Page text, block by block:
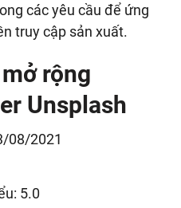
các yêu cầu để ứng
truy cập sản xuất.
rộng
Unsplash
08/2021
5.0